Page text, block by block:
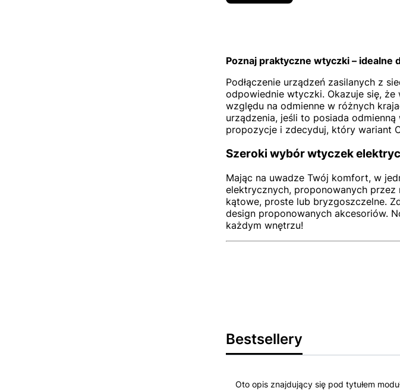
Poznaj praktyczne wtyczki –
Podłączenie urządzeń zasilanych z
odpowiednie wtyczki. Okazuje się,
względu na odmienne w różnych
urządzenia, jeśli to posiada
propozycje i zdecyduj, który wariant
Szeroki wybór wtyczek
Mając na uwadze Twój komfort, w
elektrycznych, proponowanych przez
kątowe, proste lub bryzgoszczelne.
design proponowanych akcesoriów.
każdym wnętrzu!
Bestsellery
Oto opis znajdujący się pod tytułem